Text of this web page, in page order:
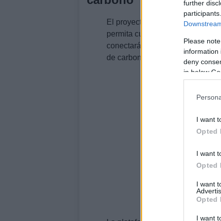
further
Please
information
deny
in below
I want
Opted
I want
Opted
I want
Opted
I want
El proyecto Life Token CO₂se
permita cuantificar y valorizar la
conectará a propietarios
de carbono, promoviendo así